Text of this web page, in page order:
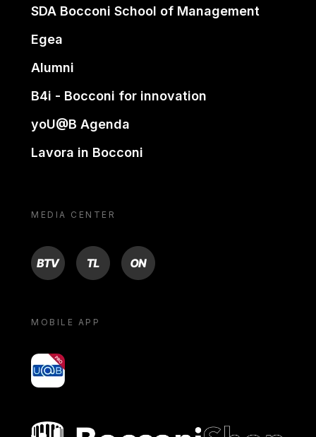
SDA Bocconi School of Management
Egea
Alumni
B4i - Bocconi for innovation
yoU@B Agenda
Lavora in Bocconi
MEDIA CENTER
BTV TL ON
MOBILE APP
yoU@B
Bocconi shop